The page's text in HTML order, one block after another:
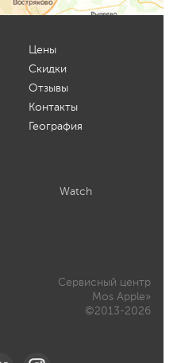
Цены
Скидки
Отзывы
Контакты
География
Watch
Сервисный центр
Mos Apple»
©2013-2026